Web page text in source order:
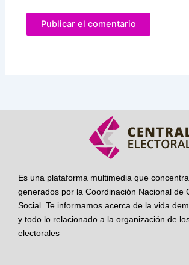
Es una plataforma multimedia que
generados por la Coordinación Nacional de
Social. Te informamos acerca de la vida
y todo lo relacionado a la organización de
electorales